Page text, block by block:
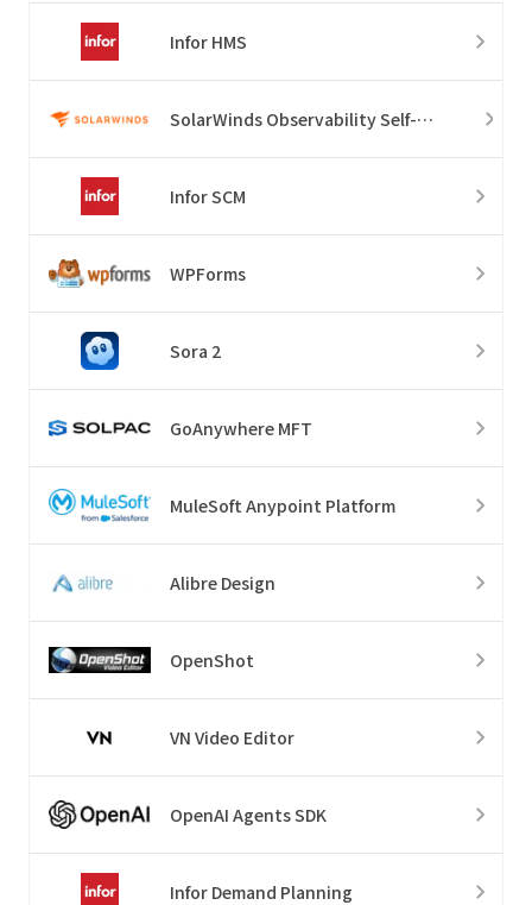
Infor HMS
SolarWinds Observability Self-Hosted
Infor SCM
WPForms
Sora 2
GoAnywhere MFT
MuleSoft Anypoint Platform
Alibre Design
OpenShot
VN Video Editor
OpenAI Agents SDK
Infor Demand Planning